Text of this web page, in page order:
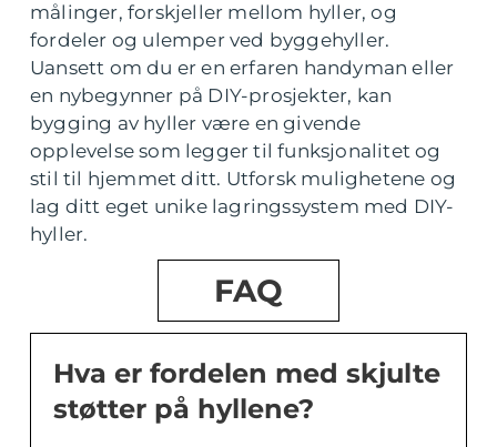
målinger, forskjeller mellom hyller, og
fordeler og ulemper ved byggehyller.
Uansett om du er en erfaren handyman eller
en nybegynner på DIY-prosjekter, kan
bygging av hyller være en givende
opplevelse som legger til funksjonalitet og
stil til hjemmet ditt. Utforsk mulighetene og
lag ditt eget unike lagringssystem med DIY-
hyller.
FAQ
Hva er fordelen med skjulte
støtter på hyllene?